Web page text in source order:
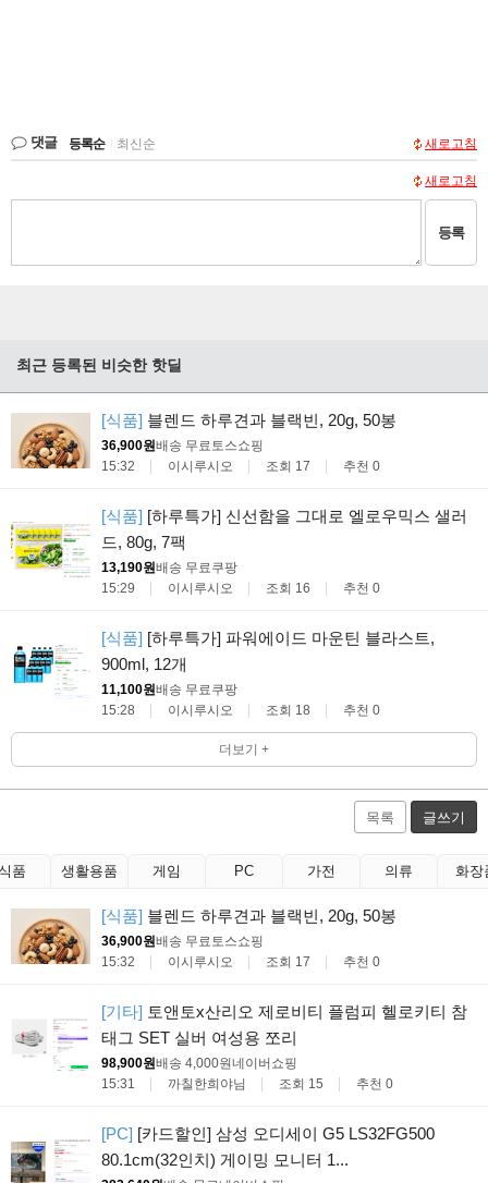
댓글 등록순 최신순 새로고침
새로고침
등록
최근 등록된 비슷한 핫딜
[식품] 블렌드 하루견과 블랙빈, 20g, 50봉
36,900원배송 무료토스쇼핑
15:32
이시루시오 조회 17 추천 0
[식품] [하루특가] 신선함을 그대로 엘로우믹스 샐러
드, 80g, 7팩
13,190원배송 무료쿠팡
15:29
이시루시오 조회 16 추천 0
[식품] [하루특가] 파워에이드 마운틴 블라스트,
900ml, 12개
11,100원배송 무료쿠팡
15:28
이시루시오 조회 18 추천 0
더보기 +
목록 글쓰기
품 생활용품 게임 PC 가전 의류 화장
[식품] 블렌드 하루견과 블랙빈, 20g, 50봉
36,900원배송 무료토스쇼핑
15:32
이시루시오 조회 17 추천 0
[기타] 토앤토x산리오 제로비티 플럼피 헬로키티 참
태그 SET 실버 여성용 쪼리
98,900원배송 4,000원네이버쇼핑
15:31
까칠한희야님 조회 15 추천 0
[PC] [카드할인] 삼성 오디세이 G5 LS32FG500
80.1cm(32인치) 게이밍 모니터 1...